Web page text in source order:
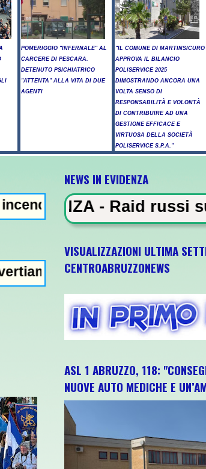
POMERIGGIO "INFERNALE" AL
CARCERE DI PESCARA.
DETENUTO PSICHIATRICO
"ATTENTA" ALLA VITA DI DUE
AGENTI
"IL COMUNE DI MARTINSICURO
APPROVA IL BILANCIO
POLISERVICE 2025
DIMOSTRANDO ANCORA UNA
VOLTA SENSO DI
RESPONSABILITÀ E VOLONTÀ
DI CONTRIBUIRE AD UNA
GESTIONE EFFICACE E
VIRTUOSA DELLA SOCIETÀ
POLISERVICE S.P.A."
giornata critica su
L'Italia U21 il 5
NEWS IN EVIDENZA
Raid russi su Kiev, tre
VISUALIZZAZIONI ULTIMA
CENTROABRUZZONEWS
ASL 1 ABRUZZO, 118:
NUOVE AUTO MEDICHE E